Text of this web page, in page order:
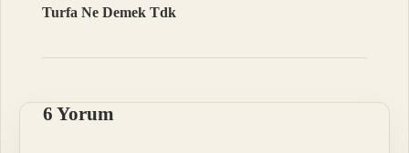
Turfa Ne Demek Tdk
6 Yorum